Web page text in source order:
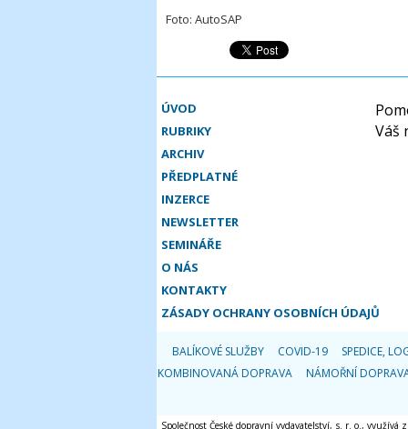
Foto: AutoSAP
ÚVOD
RUBRIKY
ARCHIV
PŘEDPLATNÉ
INZERCE
NEWSLETTER
SEMINÁŘE
O NÁS
KONTAKTY
ZÁSADY OCHRANY OSOBNÍCH ÚDAJŮ
Váš
BALÍKOVÉ SLUŽBY COVID-19
SPEDICE,
KOMBINOVANÁ DOPRAVA
NÁMOŘNÍ
Společnost České dopravní vydavatelství, s. r. o.,